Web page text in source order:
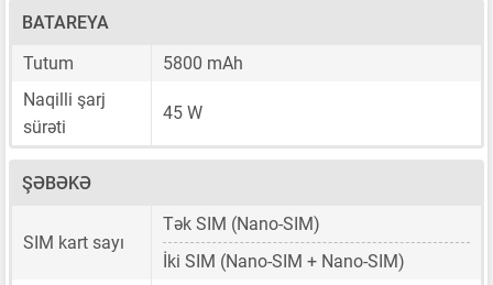
BATAREYA
Tutum
5800 mAh
Naqilli şarj
sürəti
45 W
ŞƏBƏKƏ
SIM kart sayı
Tək SIM (Nano-SIM)
İki SIM (Nano-SIM + Nano-SIM)